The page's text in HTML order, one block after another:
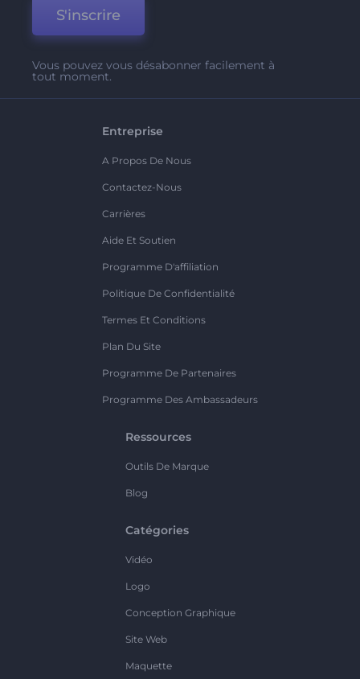
S'inscrire
Vous pouvez vous désabonner facilement à
tout moment.
Entreprise
A Propos De Nous
Contactez-Nous
Carrières
Aide Et Soutien
Programme D'affiliation
Politique De Confidentialité
Termes Et Conditions
Plan Du Site
Programme De Partenaires
Programme Des Ambassadeurs
Ressources
Outils De Marque
Blog
Catégories
Vidéo
Logo
Conception Graphique
Site Web
Maquette